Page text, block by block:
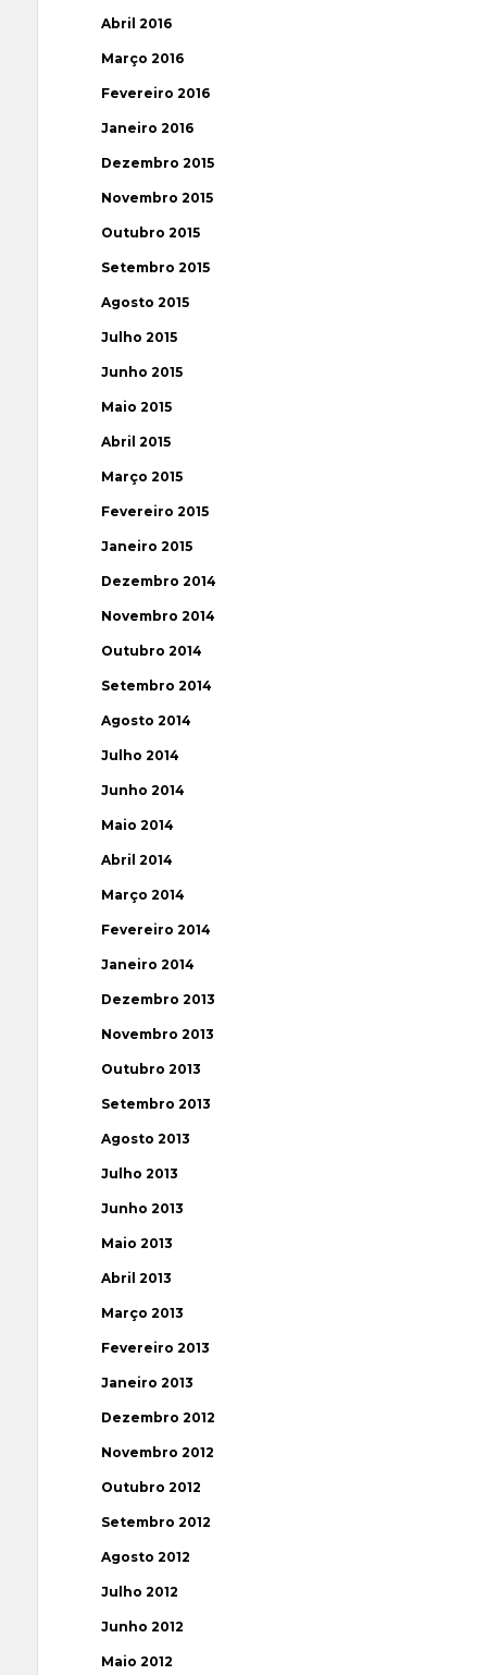
Abril 2016
Março 2016
Fevereiro 2016
Janeiro 2016
Dezembro 2015
Novembro 2015
Outubro 2015
Setembro 2015
Agosto 2015
Julho 2015
Junho 2015
Maio 2015
Abril 2015
Março 2015
Fevereiro 2015
Janeiro 2015
Dezembro 2014
Novembro 2014
Outubro 2014
Setembro 2014
Agosto 2014
Julho 2014
Junho 2014
Maio 2014
Abril 2014
Março 2014
Fevereiro 2014
Janeiro 2014
Dezembro 2013
Novembro 2013
Outubro 2013
Setembro 2013
Agosto 2013
Julho 2013
Junho 2013
Maio 2013
Abril 2013
Março 2013
Fevereiro 2013
Janeiro 2013
Dezembro 2012
Novembro 2012
Outubro 2012
Setembro 2012
Agosto 2012
Julho 2012
Junho 2012
Maio 2012